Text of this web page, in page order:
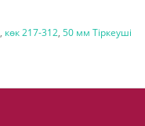
, көк 217-312, 50 мм Тіркеуші